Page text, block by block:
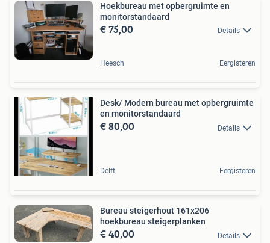
Hoekbureau met opbergruimte en
monitorstandaard
€ 75,00 Details
Heesch Eergisteren
Desk/ Modern bureau met opbergruimte
en monitorstandaard
€ 80,00 Details
Delft Eergisteren
Bureau steigerhout 161x206
hoekbureau steigerplanken
€ 40,00 Details